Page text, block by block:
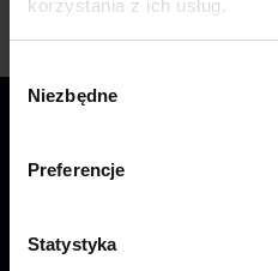
korzystania z ich usług.
zgody
Niezbędne
Preferencje
Statystyka